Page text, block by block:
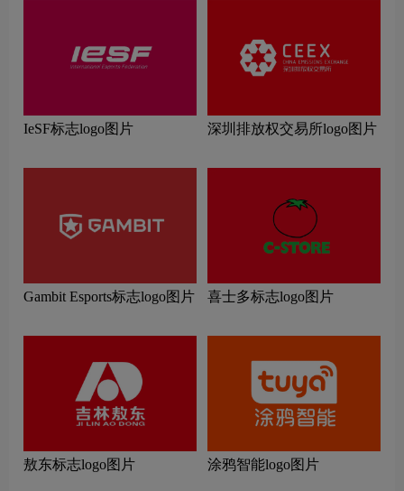
IeSF标志logo图片 深圳排放权交易所logo图片
Gambit Esports标志logo图片 喜士多标志logo图片
敖东标志logo图片 涂鸦智能logo图片